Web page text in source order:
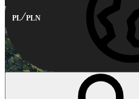
PL PLN